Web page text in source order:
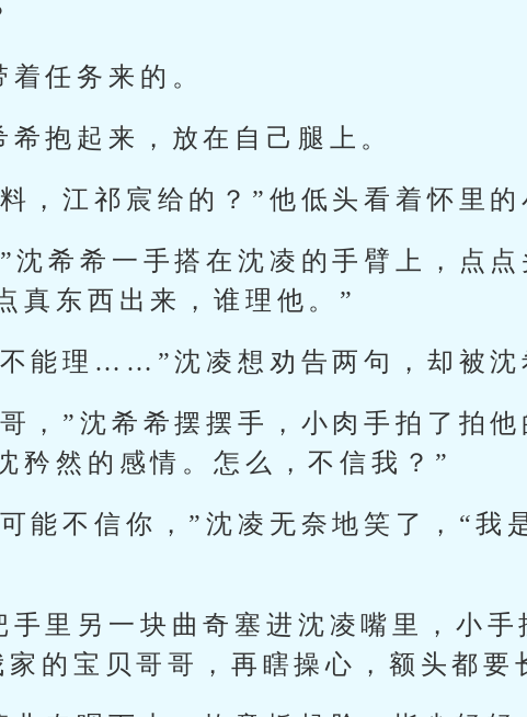
着任务来的。
希抱起来，放在自己腿上。
，江祁宸给的？”他低头看着怀里的
沈希希一手搭在沈凌的手臂上，点
真东西出来，谁理他。”
能理……”沈凌想劝告两句，却被沈
，”沈希希摆摆手，小肉手拍了拍他
矜然的感情。怎么，不信我？”
能不信你，”沈凌无奈地笑了，“我
手里另一块曲奇塞进沈凌嘴里，小手
家的宝贝哥哥，再瞎操心，额头都要